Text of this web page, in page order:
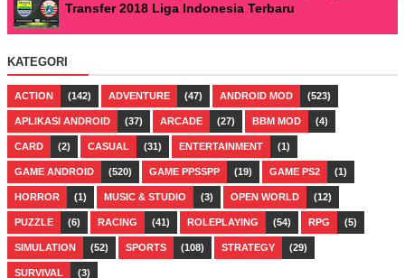
Transfer 2018 Liga Indonesia Terbaru
KATEGORI
ACTION (142) ADVENTURE (47) ANDROID MOD (523)
APLIKASI ANDROID (37) ARCADE (27) BBM MOD (4)
CARD (2) CASUAL (31) ENTERTAINMENT (1)
GAME ANDROID (520) GAME PPSSPP (19) GAME PS2 (1)
HORROR (1) MUSIC & STUDIO (3) OPEN WORLD (12)
PUZZLE (6) RACING (41) ROLEPLAYING (54) RPG (5)
SIMULATION (52) SPORTS (108) STRATEGY (29)
SURVIVAL (3)